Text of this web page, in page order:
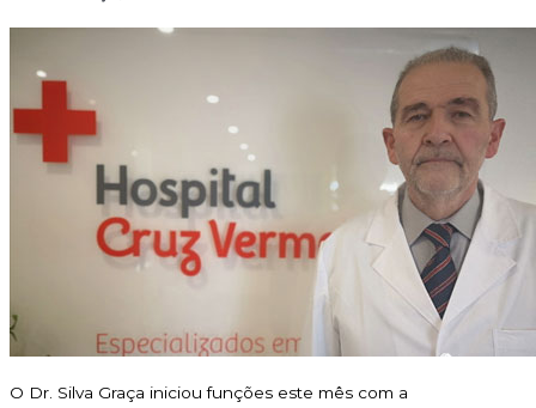
O Dr. Silva Graça iniciou funções este mês com a